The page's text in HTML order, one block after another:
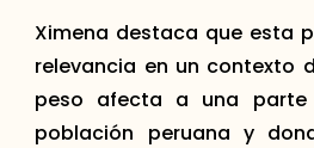
Ximena destaca que esta
relevancia en un contexto
peso afecta a una
población peruana y